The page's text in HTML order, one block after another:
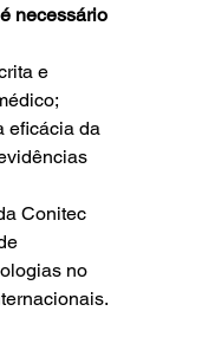
necessário
e
eficácia da
Conitec
no